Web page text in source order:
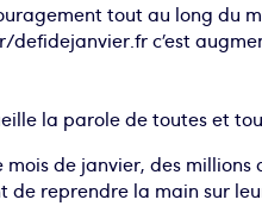
tout au long du
c’est
la parole de toutes et
de janvier, des millions
reprendre la main sur